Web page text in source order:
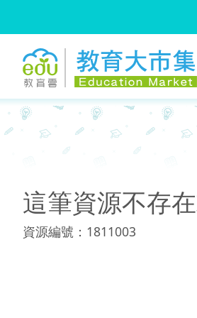
:::
這筆資源不存
資源編號：1811003